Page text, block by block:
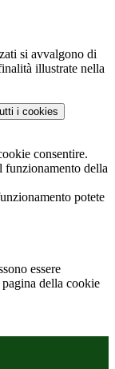
si avvalgono di
illustrate nella
i cookies
consentire.
funzionamento della
potete
essere
della cookie